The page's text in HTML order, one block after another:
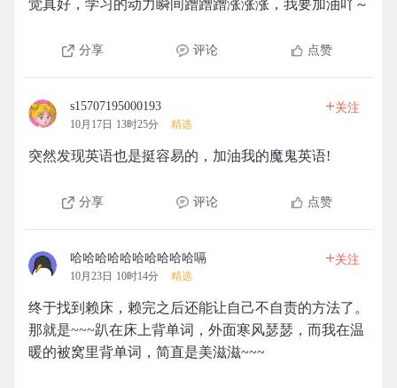
觉真好，学习的动力瞬间蹭蹭蹭涨涨涨，我要加油吖～
分享 评论 点赞
s15707195000193
10月17日 13时25分 精选
+关注
突然发现英语也是挺容易的，加油我的魔鬼英语!
分享 评论 点赞
哈哈哈哈哈哈哈哈哈哈嗝
10月23日 10时14分 精选
+关注
终于找到赖床，赖完之后还能让自己不自责的方法了。
那就是~~~趴在床上背单词，外面寒风瑟瑟，而我在温
暖的被窝里背单词，简直是美滋滋~~~